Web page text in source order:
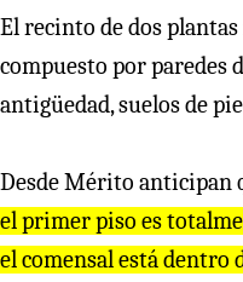
El recinto de dos
compuesto por paredes
antigüedad, suelos de
Desde Mérito anticipan
el primer piso es
el comensal está dentro